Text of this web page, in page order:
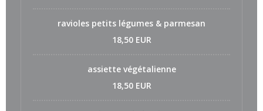
ravioles petits légumes & parmesan
18,50 EUR
assiette végétalienne
18,50 EUR